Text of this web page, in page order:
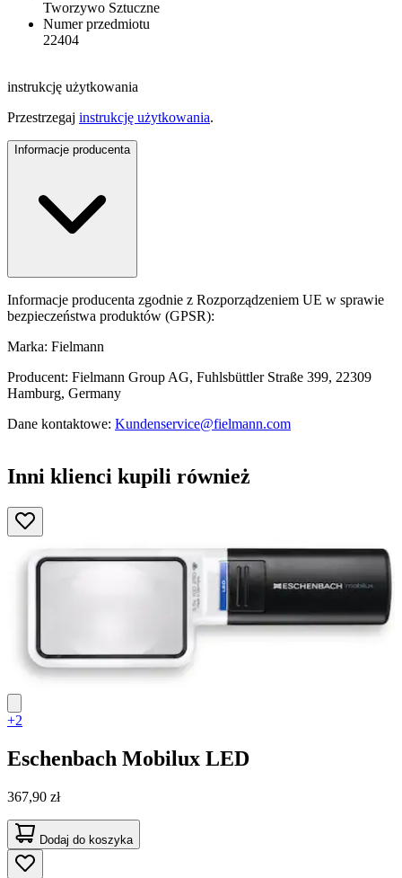
Tworzywo Sztuczne
Numer przedmiotu
22404
instrukcję użytkowania
Przestrzegaj instrukcję użytkowania.
Informacje producenta
Informacje producenta zgodnie z Rozporządzeniem UE w sprawie
bezpieczeństwa produktów (GPSR):
Marka: Fielmann
Producent: Fielmann Group AG, Fuhlsbüttler Straße 399, 22309
Hamburg, Germany
Dane kontaktowe: Kundenservice@fielmann.com
Inni klienci kupili również
+2
Eschenbach Mobilux LED
367,90 zł
Dodaj do koszyka